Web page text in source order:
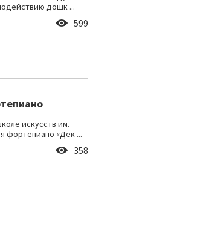
дошк ...
599
искусств им.
фортепиано «Дек ...
358